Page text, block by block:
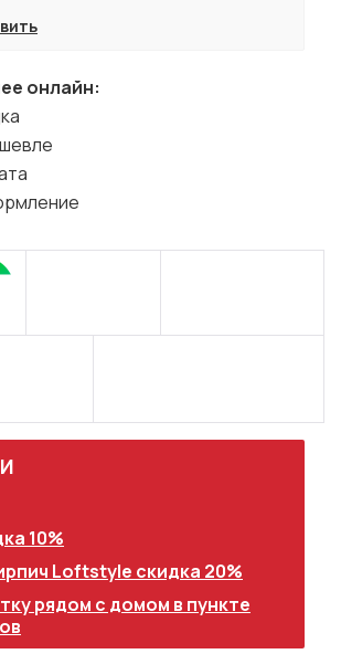
онлайн:
10%
Loftstyle скидка 20%
рядом с домом в пункте